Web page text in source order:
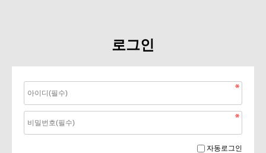
로그인
자동로그인